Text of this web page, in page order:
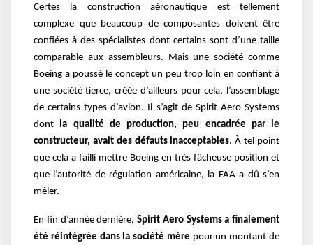
Certes la construction aéronautique est tellement
complexe que beaucoup de composantes doivent être
confiées à des spécialistes dont certains sont d’une taille
comparable aux assembleurs. Mais une société comme
Boeing a poussé le concept un peu trop loin en confiant à
une société tierce, créée d’ailleurs pour cela, l’assemblage
de certains types d’avion. Il s’agit de Spirit Aero Systems
dont la qualité de production, peu encadrée par le
constructeur, avait des défauts inacceptables. À tel point
que cela a failli mettre Boeing en très fâcheuse position et
que l’autorité de régulation américaine, la FAA a dû s’en
mêler.
En fin d’année dernière, Spirit Aero Systems a finalement
été réintégrée dans la société mère pour un montant de